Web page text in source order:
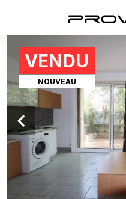
Previous
VENDU
NOUVEAU